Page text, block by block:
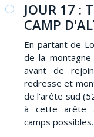
JOUR 17 :
CAMP
En partant de
de la
avant de
redresse et
de l'arête sud
à cette arête
camps possibles.